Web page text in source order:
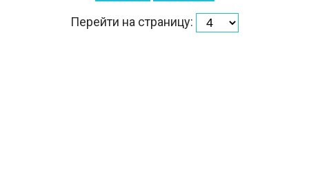
Перейти на страницу: